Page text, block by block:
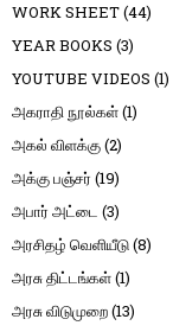
WORK SHEET(44)
YEAR BOOKS (3)
YOUTUBE VIDEOS (1)
அகராதி நூல்கள்(1)
அகல் விளக்கு(2)
அக்கு பஞ்சர் (19)
அபார் அட்டை (3)
அரசிதழ் வெளியீடு(8)
அரசு திட்டங்கள்(1)
அரசு விடுமுறை(13)